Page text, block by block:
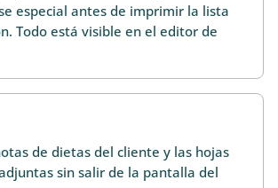
especial antes de imprimir la lista
Todo está visible en el editor de
de dietas del cliente y las hojas
sin salir de la pantalla del